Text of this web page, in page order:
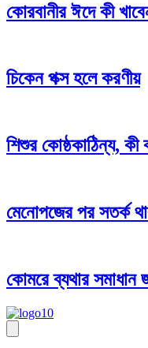
কোরবানীর ঈদে কী
চিকেন পক্স হলে করণীয়
শিশুর কোষ্ঠকাঠিন্য, কী
মেনোপজের পর সতর্ক
কোমরে ব্যথার সমাধান